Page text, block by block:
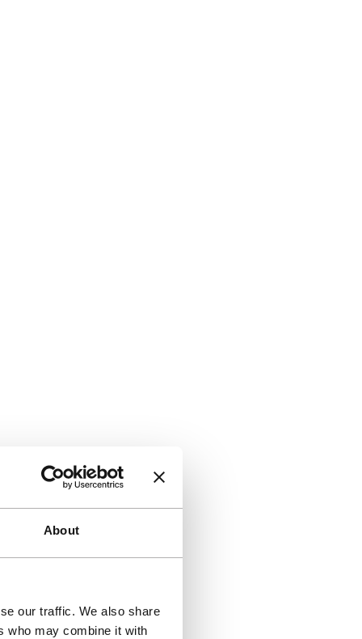
About
our traffic. We also share
who may combine it with